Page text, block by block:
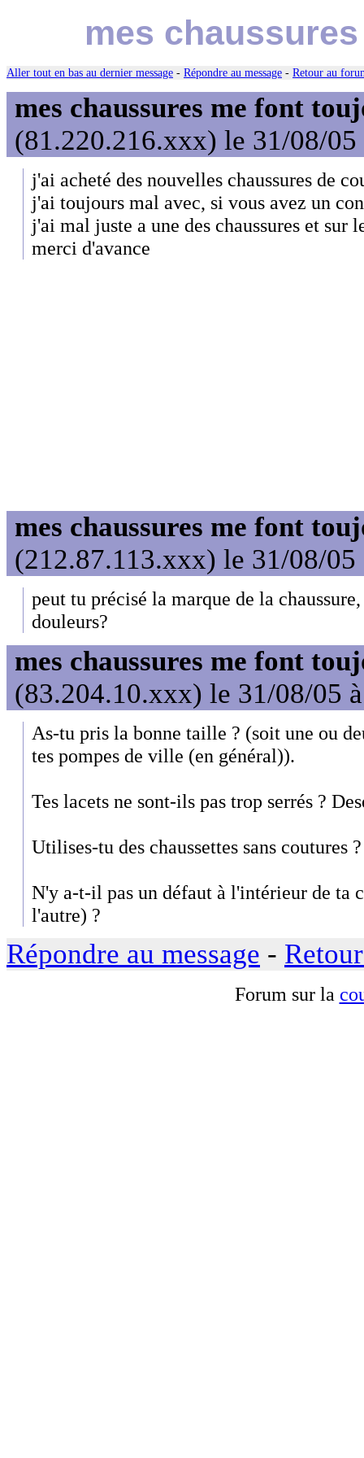
mes
Aller tout en bas au dernier message - Répondre au message - Retour au
mes chaussures me font
(81.220.216.xxx) le 31/08/05
j'ai acheté des nouvelles chaussures de
j'ai toujours mal avec, si vous avez un
j'ai mal juste a une des chaussures et sur
merci d'avance
mes chaussures me font
(212.87.113.xxx) le 31/08/05
peut tu précisé la marque de la
douleurs?
mes chaussures me font
(83.204.10.xxx) le 31/08/05
As-tu pris la bonne taille ? (soit une ou
tes pompes de ville (en général)).
Tes lacets ne sont-ils pas trop serrés ?
Utilises-tu des chaussettes sans coutures ?
N'y a-t-il pas un défaut à l'intérieur de ta
l'autre) ?
Répondre au message -
Forum sur la